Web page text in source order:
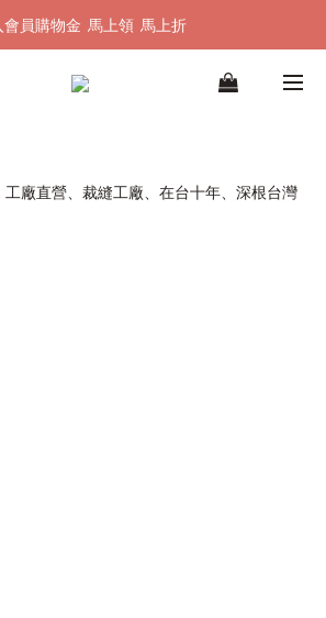
會員購物金  馬上領  馬上折
會員購物金  馬上領  馬上折
單筆滿 $1500 即享全台免運